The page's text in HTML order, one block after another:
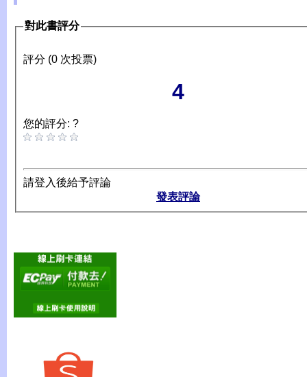
對此書評分
評分 (0 次投票)
4
您的評分: ?
請登入後給予評論
發表評論